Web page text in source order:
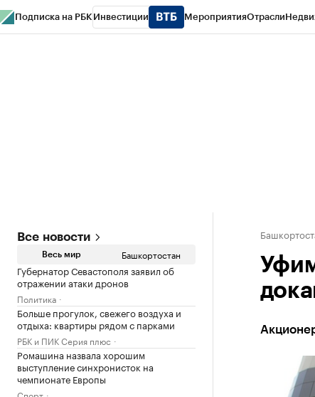
Подписка на РБК Инвестиции МероприятияОтрасли
Все новости
Весь мир Башкортостан
Губернатор Севастополя заявил об
отражении атаки дронов
Политика
Больше прогулок, свежего воздуха и
отдыха: квартиры рядом с парками
РБК и ПИК Серия плюс
Ромашина назвала хорошим
выступление синхронисток на
чемпионате Европы